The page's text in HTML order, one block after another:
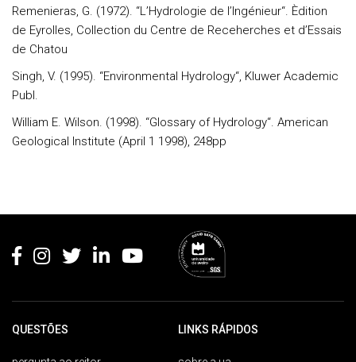
Remenieras, G. (1972). “L’Hydrologie de l’Ingénieur“. Èdition
de Eyrolles, Collection du Centre de Receherches et d’Essais
de Chatou
Singh, V. (1995). “Environmental Hydrology“, Kluwer Academic
Publ.
William E. Wilson. (1998). “Glossary of Hydrology“. American
Geological Institute (April 1 1998), 248pp
QUESTÕES LINKS RÁPIDOS